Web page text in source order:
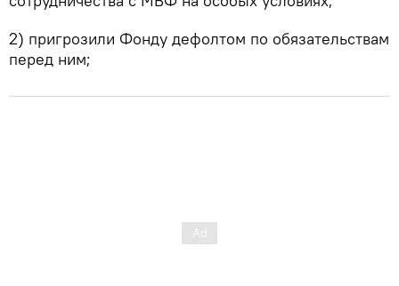
2) пригрозили Фонду дефолтом по обязательствам
перед ним;